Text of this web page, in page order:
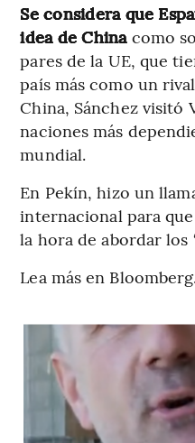
Se considera que
idea de Chinacomo
pares de la UE, que
país más como un
China, Sánchez visitó
naciones más
mundial.
En Pekín, hizo un
internacional para
la hora de abordar los
Lea más en